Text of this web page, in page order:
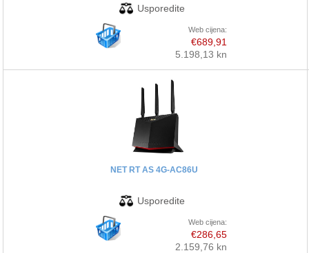
Web cijena:
€689,91
5.198,13 kn
NET RT AS 4G-AC86U
Web cijena:
€286,65
2.159,76 kn